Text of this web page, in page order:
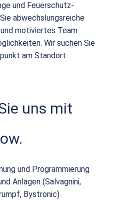
und Feuerschutz-
abwechslungsreiche
motiviertes Team
Wir suchen Sie
am Standort
uns mit
und Programmierung
Anlagen (Salvagnini,
Bystronic)